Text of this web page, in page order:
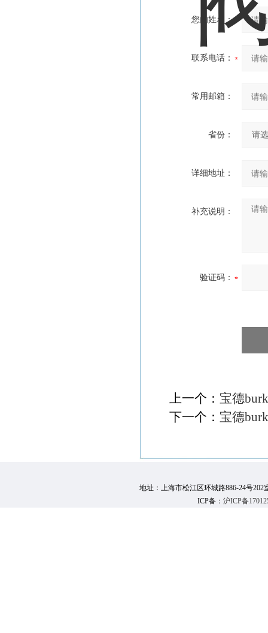
您的姓名：
联系电话：
常用邮箱：
省份：
详细地址：
补充说明：
验证码：
上一个： 宝德
下一个： 宝德
地址：上海市松江区环城路886-24号202
ICP备： 沪ICP备